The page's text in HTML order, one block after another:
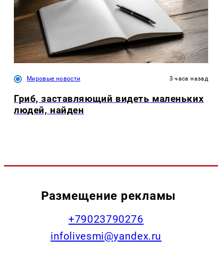
Мировые новости 3 часа назад
Гриб, заставляющий видеть маленьких
людей, найден
Размещение рекламы
+79023790276
infolivesmi@yandex.ru